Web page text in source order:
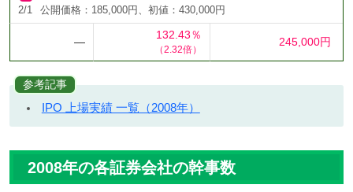
2/1 公開価格：185,000円、初値：430,000円
―
132.43％
（2.32倍）
245,000円
参考記事
IPO 上場実績 一覧（2008年）
2008年の各証券会社の幹事数